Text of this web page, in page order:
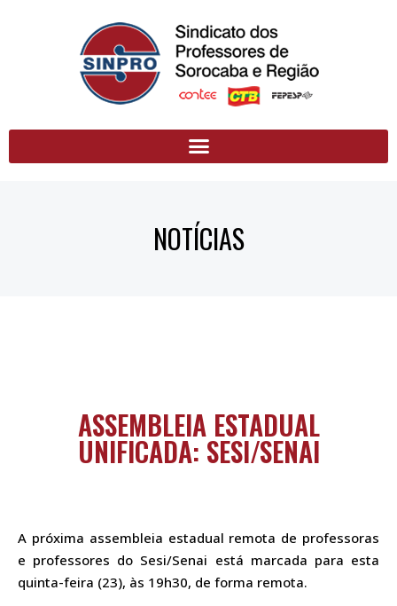
NOTÍCIAS
ASSEMBLEIA ESTADUAL
UNIFICADA: SESI/SENAI
A próxima assembleia estadual remota de professoras
e professores do Sesi/Senai está marcada para esta
quinta-feira (23), às 19h30, de forma remota.